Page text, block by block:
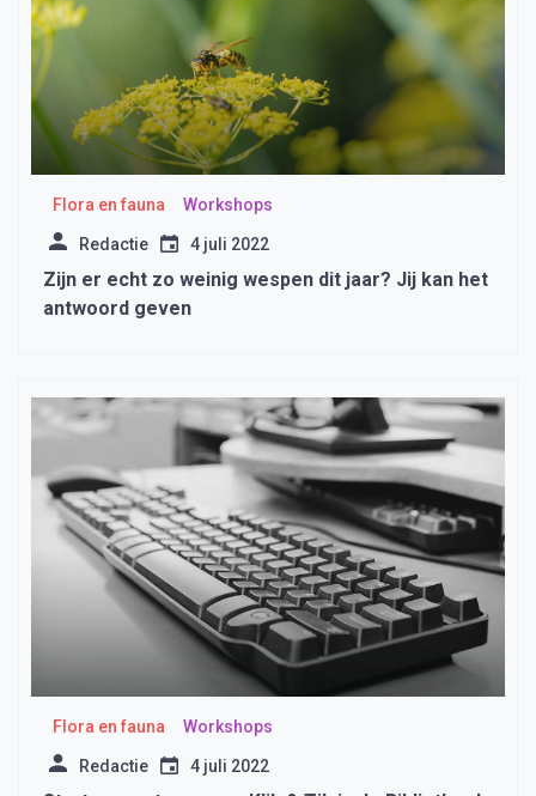
Flora en fauna Workshops
Redactie 4 juli 2022
Zijn er echt zo weinig wespen dit jaar? Jij kan het
antwoord geven
Flora en fauna Workshops
Redactie 4 juli 2022